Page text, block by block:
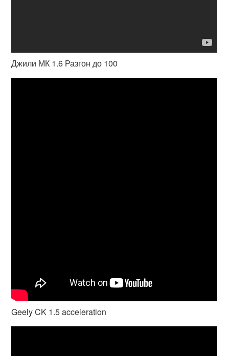
Джили МК 1.6 Разгон до 100
Geely CK 1.5 acceleration